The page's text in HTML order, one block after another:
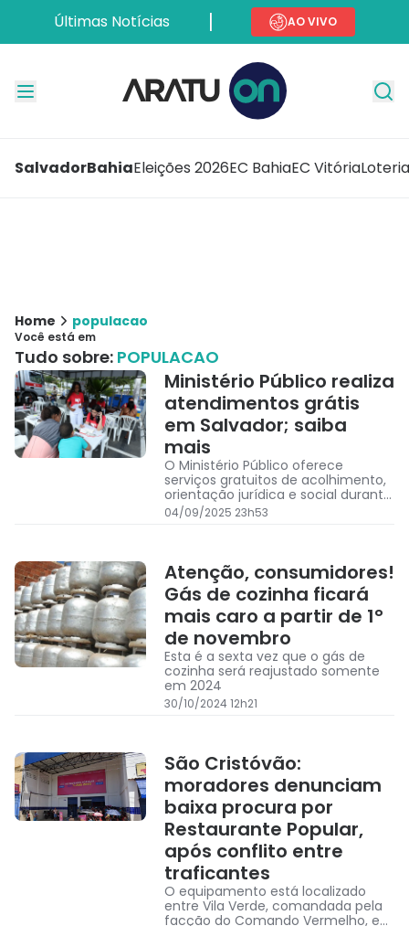
Últimas Notícias AO VIVO
SalvadorBahiaEleições 2026EC BahiaEC Vitória
Home populacao
Você está em
Tudo sobre: POPULACAO
Ministério Público realiza
atendimentos grátis
em Salvador; saiba
mais
O Ministério Público oferece
serviços gratuitos de acolhimento,
orientação jurídica e social durante
dois dias
04/09/2025 23h53
Atenção, consumidores!
Gás de cozinha ficará
mais caro a partir de 1°
de novembro
Esta é a sexta vez que o gás de
cozinha será reajustado somente
em 2024
30/10/2024 12h21
São Cristóvão:
moradores denunciam
baixa procura por
Restaurante Popular,
após conflito entre
traficantes
O equipamento está localizado
entre Vila Verde, comandada pela
facção do Comando Vermelho, e